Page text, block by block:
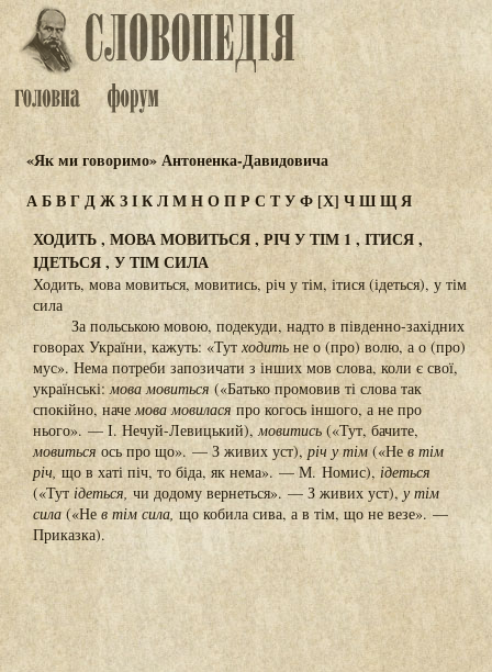
«Як ми говоримо» Антоненка-Давидовича
АБВГДЖЗІКЛМНОПР С ТУФ[Х] ЧШЩЯ
ХОДИТЬ , МОВА МОВИТЬСЯ , РІЧ У ТІМ 1 , ІТИСЯ ,
ІДЕТЬСЯ , У ТІМ СИЛА
Ходить, мова мовиться, мовитись, річ у тім, ітися (ідеться), у тім
сила
За польською мовою, подекуди, надто в південно-західних
говорах України, кажуть: «Тут ходить не о (про) волю, а о (про)
мус». Нема потреби запозичати з інших мов слова, коли є свої,
українські:мова мовиться(«Батько промовив ті слова так
спокійно, начемова мовилася про когось іншого, а не про
нього». — І. Нечуй-Левицький),мовитись («Тут, бачите,
мовиться ось про що». — З живих уст),річ у тім («Нев тім
річ,що в хаті піч, то біда, як нема». — М. Номис),ідеться
(«Тутідеться, чи додому вернеться». — З живих уст),у тім
сила(«Нев тім сила, що кобила сива, а в тім, що не везе». —
Приказка).